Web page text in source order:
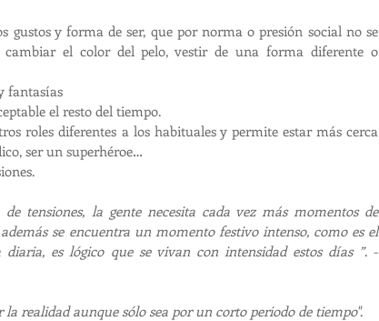
gustos y forma de ser, que por norma o presión social no se
cambiar el color del pelo, vestir de una forma diferente o
fantasías
el resto del tiempo.
roles diferentes a los habituales y permite estar más cerca
ser un superhéroe…
tensiones, la gente necesita cada vez más momentos de
se encuentra un momento festivo intenso, como es el
es lógico que se vivan con intensidad estos días ”. -
la realidad aunque sólo sea por un corto periodo de tiempo".